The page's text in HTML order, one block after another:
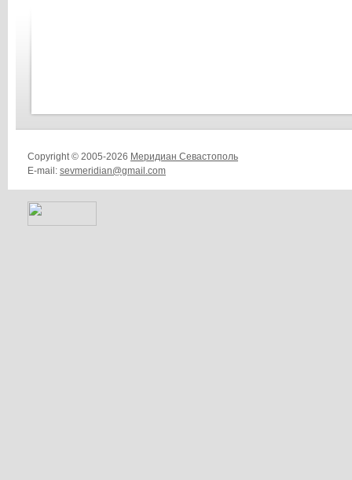
Copyright © 2005-2026 Меридиан Севастополь
E-mail: sevmeridian@gmail.com